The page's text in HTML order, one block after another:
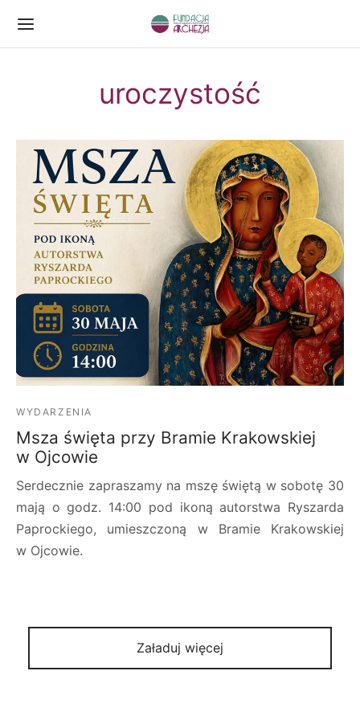
uroczystość
WYDARZENIA
Msza święta przy Bramie Krakowskiej
w Ojcowie
Serdecznie zapraszamy na mszę świętą w sobotę 30
mają o godz. 14:00 pod ikoną autorstwa Ryszarda
Paprockiego, umieszczoną w Bramie Krakowskiej
w Ojcowie.
Załaduj więcej